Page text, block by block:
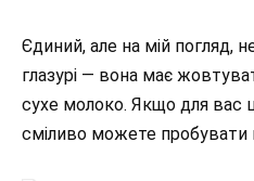
Єдиний, але на мій погляд,
глазурі — вона має
сухе молоко. Якщо для вас
сміливо можете пробувати